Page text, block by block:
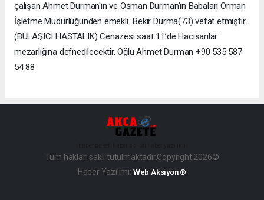
çalışan Ahmet Durman'ın ve Osman Durman'ın Babaları Orman
İşletme Müdürlüğünden emekli Bekir Durma(73) vefat etmiştir.
(BULAŞICI HASTALIK) Cenazesi saat 11’de Hacısarılar
mezarlığına defnedilecektir. Oğlu Ahmet Durman +90 535 587
54 88
Tüm hakları saklı tutulmaktadır.Copyright 2026©
Haber Yazılımı: Web Aksiyon ®